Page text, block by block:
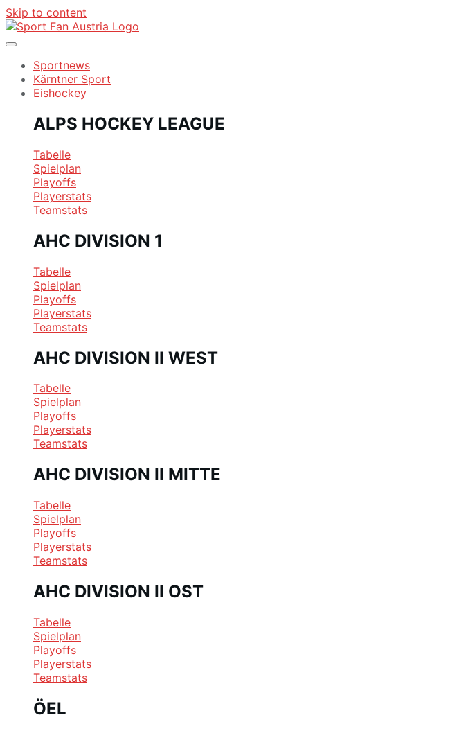
Skip to content
Sportnews
Kärntner Sport
Eishockey
ALPS HOCKEY LEAGUE
Tabelle
Spielplan
Playoffs
Playerstats
Teamstats
AHC DIVISION 1
Tabelle
Spielplan
Playoffs
Playerstats
Teamstats
AHC DIVISION II WEST
Tabelle
Spielplan
Playoffs
Playerstats
Teamstats
AHC DIVISION II MITTE
Tabelle
Spielplan
Playoffs
Playerstats
Teamstats
AHC DIVISION II OST
Tabelle
Spielplan
Playoffs
Playerstats
Teamstats
ÖEL